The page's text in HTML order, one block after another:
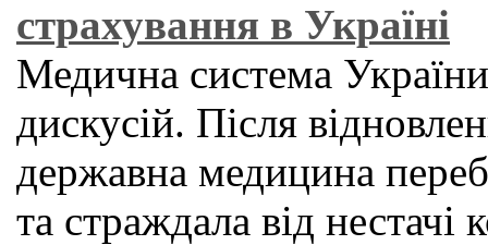
страхування в Україні
Медична система
дискусій. Після
державна медицина
та страждала від нестачі